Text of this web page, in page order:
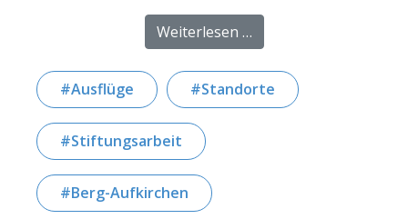
Weiterlesen …from Sommerfest mit
Ausflüge Standorte
Stiftungsarbeit
Berg-Aufkirchen